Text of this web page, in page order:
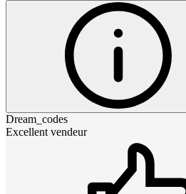
Dream_codes
Excellent vendeur